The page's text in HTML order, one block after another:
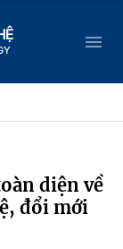
diện về
đổi mới